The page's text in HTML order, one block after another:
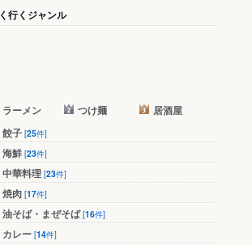
行くジャンル
ラーメン つけ麺
居酒屋
餃子 [25件]
海鮮 [23件]
中華料理 [23件]
焼肉 [17件]
油そば・まぜそば[16件]
カレー [14件]